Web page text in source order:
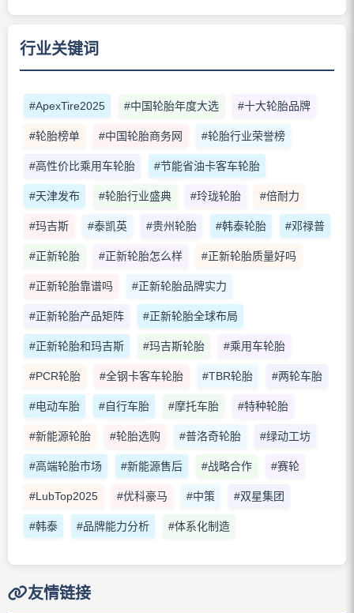
行业关键词
#ApexTire2025 #中国轮胎年度大选 #十大轮胎品牌
#轮胎榜单 #中国轮胎商务网 #轮胎行业荣誉榜
#高性价比乘用车轮胎 #节能省油卡客车轮胎
#天津发布 #轮胎行业盛典 #玲珑轮胎 #倍耐力
#玛吉斯 #泰凯英 #贵州轮胎 #韩泰轮胎 #邓禄普
#正新轮胎 #正新轮胎怎么样 #正新轮胎质量好吗
#正新轮胎靠谱吗 #正新轮胎品牌实力
#正新轮胎产品矩阵 #正新轮胎全球布局
#正新轮胎和玛吉斯 #玛吉斯轮胎 #乘用车轮胎
#PCR轮胎 #全钢卡客车轮胎 #TBR轮胎 #两轮车胎
#电动车胎 #自行车胎 #摩托车胎 #特种轮胎
#新能源轮胎 #轮胎选购 #普洛奇轮胎 #绿动工坊
#高端轮胎市场 #新能源售后 #战略合作 #赛轮
#LubTop2025 #优科豪马 #中策 #双星集团
#韩泰 #品牌能力分析 #体系化制造
友情链接